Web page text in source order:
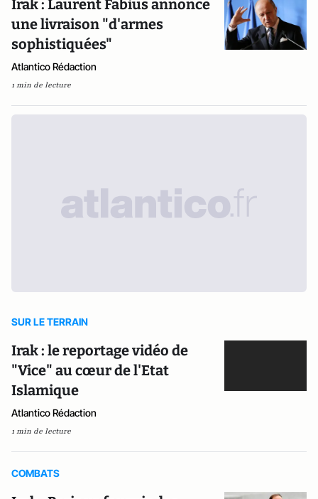
Irak : Laurent Fabius annonce
une livraison "d'armes
sophistiquées"
Atlantico Rédaction
1 min de lecture
SUR LE TERRAIN
Irak : le reportage vidéo de
"Vice" au cœur de l'Etat
Islamique
Atlantico Rédaction
1 min de lecture
COMBATS